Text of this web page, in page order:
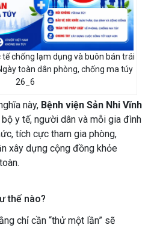
tế chống lạm dụng và buôn bán trái
toàn dân phòng, chống ma túy
26_6
này, Bệnh viện Sản Nhi Vĩnh
y tế, người dân và mỗi gia đình
tích cực tham gia phòng,
xây dựng cộng đồng khỏe
thế nào?
chỉ cần “thử một lần” sẽ